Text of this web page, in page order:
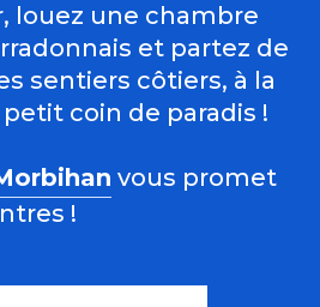
louez une chambre
et partez de
sentiers côtiers, à la
coin de paradis !
vous promet
!